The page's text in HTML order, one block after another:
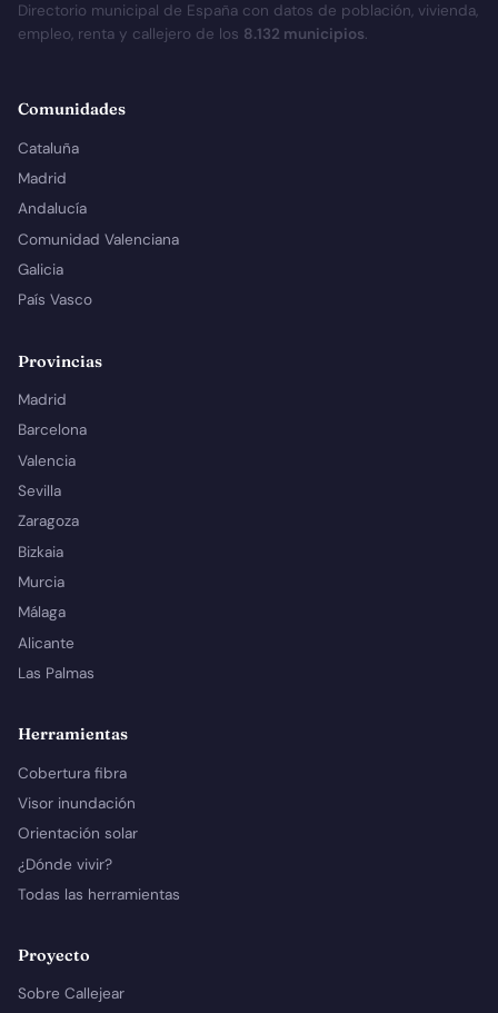
Directorio municipal de España con datos de población, vivienda,
empleo, renta y callejero de los 8.132 municipios.
Comunidades
Cataluña
Madrid
Andalucía
Comunidad Valenciana
Galicia
País Vasco
Provincias
Madrid
Barcelona
Valencia
Sevilla
Zaragoza
Bizkaia
Murcia
Málaga
Alicante
Las Palmas
Herramientas
Cobertura fibra
Visor inundación
Orientación solar
¿Dónde vivir?
Todas las herramientas
Proyecto
Sobre Callejear